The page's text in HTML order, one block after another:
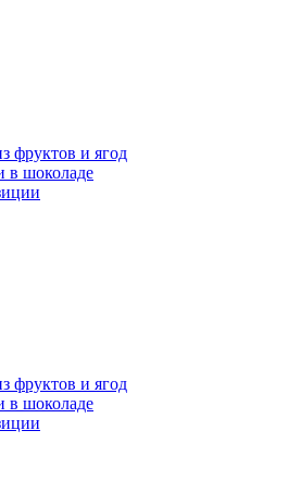
фруктов и ягод
в шоколаде
фруктов и ягод
в шоколаде